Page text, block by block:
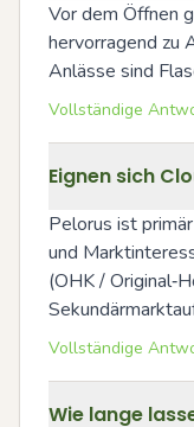
Vor dem Öffnen
hervorragend zu
Anlässe sind
Vollständige
Eignen sich
Pelorus ist
und
(OHK /
Vollständige
Wie lange